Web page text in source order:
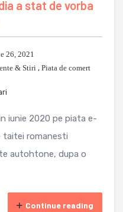
a stat de vorba
26, 2021
& Stiri, Piata de comert
iunie 2020 pe piata e-
taitei romanesti
autohtone, dupa o
Continue reading